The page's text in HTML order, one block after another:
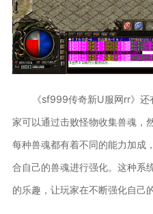
《sf999传奇新U服网rr》
家可以通过击败怪物收集兽魂，
每种兽魂都有着不同的能力加成
合自己的兽魂进行强化。这种系
的乐趣，让玩家在不断强化自己